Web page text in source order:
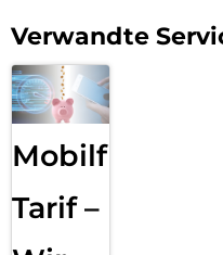
Verwandte
Mobilfunk
Tarif –